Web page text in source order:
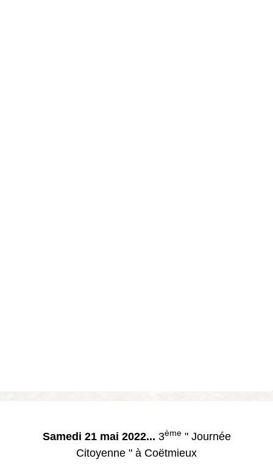
Samedi 21 mai 2022... 3ème" Journée
Citoyenne " à Coëtmieux